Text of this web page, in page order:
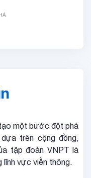
một bước đột phá
trên cộng đồng,
tập đoàn VNPT là
lĩnh vực viễn thông.